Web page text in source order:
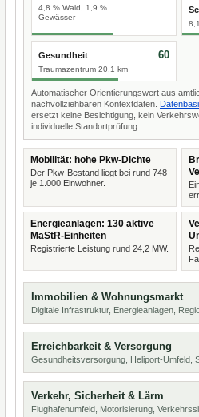
4,8 % Wald, 1,9 %
Gewässer
Gesundheit
Traumazentrum 20,1 km
60
Automatischer Orientierungswert aus
nachvollziehbaren Kontextdaten.
ersetzt keine Besichtigung, kein
individuelle Standortprüfung.
Mobilität: hohe Pkw-Dichte
Der Pkw-Bestand liegt bei rund 748
je 1.000 Einwohner.
Energieanlagen: 130 aktive
MaStR-Einheiten
Registrierte Leistung rund 24,2 MW.
Immobilien & Wohnungsmarkt
Digitale Infrastruktur, Energieanlagen,
Erreichbarkeit & Versorgung
Gesundheitsversorgung, Heliport-Umfeld,
Verkehr, Sicherheit & Lärm
Flughafenumfeld, Motorisierung,